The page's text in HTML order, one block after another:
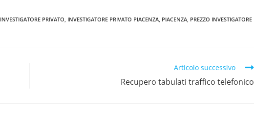
INVESTIGATORE PRIVATO, INVESTIGATORE PRIVATO PIACENZA, PIACENZA, PREZZO INVESTIGATORE
Articolo successivo
Recupero tabulati traffico telefonico